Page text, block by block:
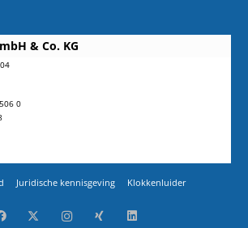
& Co. KG
0
Juridische kennisgeving Klokkenluider